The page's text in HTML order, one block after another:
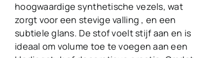
hoogwaardige synthetische vezels, wat
zorgt voor een stevige valling , en een
subtiele glans. De stof voelt stijf aan en is
ideaal om volume toe te voegen aan een